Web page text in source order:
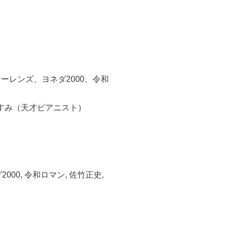
レンズ、ヨネダ2000、令和
（天才ピアニスト）
2000, 令和ロマン, 佐竹正史,